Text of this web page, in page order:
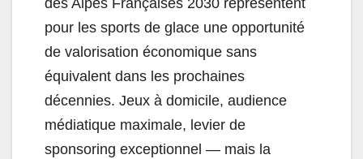
des Alpes Françaises 2030 représentent
pour les sports de glace une opportunité
de valorisation économique sans
équivalent dans les prochaines
décennies. Jeux à domicile, audience
médiatique maximale, levier de
sponsoring exceptionnel — mais la